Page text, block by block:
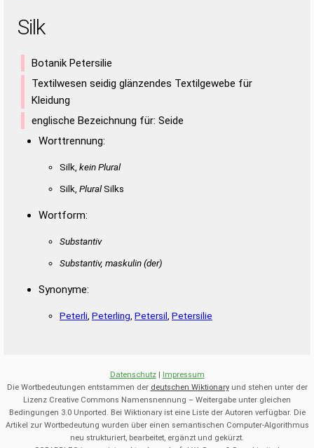
Silk
Botanik Petersilie
Textilwesen seidig glänzendes Textilgewebe für
Kleidung
englische Bezeichnung für: Seide
Worttrennung:
Silk, kein Plural
Silk, PluralSilks
Wortform:
Substantiv
Substantiv, maskulin(der)
Synonyme:
Peterli Peterling Petersil Petersilie
Datenschutz| Impressum
Die Wortbedeutungen entstammen der deutschen Wiktionaryund stehen unter der
Lizenz Creative Commons Namensnennung – Weitergabe unter gleichen
Bedingungen 3.0 Unported. Bei Wiktionary ist eine Liste der Autoren verfügbar. Die
Artikel zur Wortbedeutung wurden über einen semantischen Computer-Algorithmus
neu strukturiert, bearbeitet, ergänzt und gekürzt.